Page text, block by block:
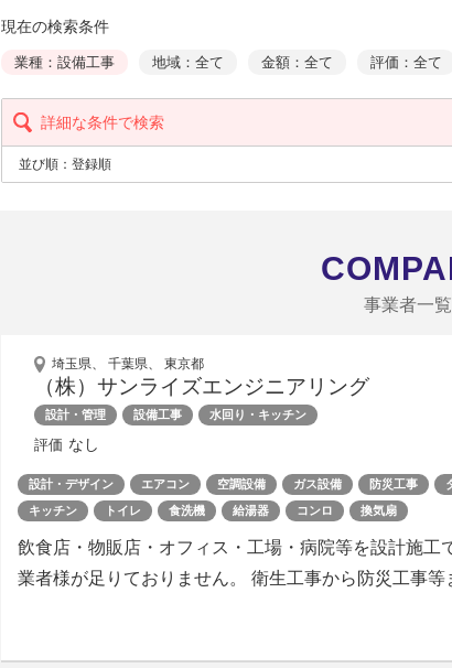
現在の検索条件
業種：設備工事 地域：全て 金額：全て 評価：全て
詳細な条件で検索
並び順： 登録順
事業者一覧
埼玉県、 千葉県、 東京都
（株）サンライズエンジニアリング
設計・管理 設備工事 水回り・キッチン
評価 なし
設計・デザイン エアコン 空調設備 ガス設備 防災工事
キッチン
トイレ 食洗機 給湯器 コンロ 換気扇
飲食店・物販店・オフィス・工場・病院等を設計施工
業者様が足りておりません。 衛生工事から防災工事